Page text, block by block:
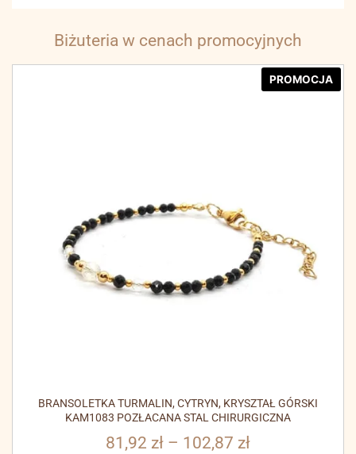
Biżuteria w cenach promocyjnych
PROMOCJA
BRANSOLETKA TURMALIN, CYTRYN, KRYSZTAŁ GÓRSKI
KAM1083 POZŁACANA STAL CHIRURGICZNA
81,92 zł – 102,87 zł